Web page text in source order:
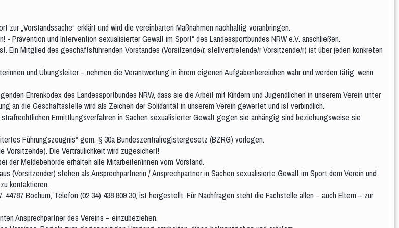
„Vorstandssache“ erklärt und wird die vereinbarten Maßnahmen nachhaltig voranbringen.
Prävention und Intervention sexualisierter Gewalt im Sport“ des Landessportbundes NRW e.V. anschließen.
Ein Mitglied des geschäftsführenden Vorstandes (Vorsitzende/r, stellvertretende/r Vorsitzende/r) ist über jeden konkreten
und Übungsleiter – nehmen die Verantwortung in ihrem eigenen Aufgabenbereichen wahr und werden tätig, wenn
Ehrenkodex des Landessportbundes NRW, dass sie die Arbeit mit Kindern und Jugendlichen in unserem Verein unter
an die Geschäftsstelle wird als Zeichen der Solidarität in unserem Verein gewertet und ist verbindlich.
Ermittlungsverfahren in Sachen sexualisierter Gewalt gegen sie anhängig sind beziehungsweise sie
Führungszeugnis“ gem. § 30a Bundeszentralregistergesetz (BZRG) vorlegen.
Vorsitzende). Die Vertraulichkeit wird zugesichert!
der Meldebehörde erhalten alle Mitarbeiter/innen vom Vorstand.
(Vorsitzender) stehen als Ansprechpartnerin / Ansprechpartner in Sachen sexualisierte Gewalt im Sport dem Verein und
kontaktieren.
Bochum, Telefon (02 34) 438 809 30, ist hergestellt. Für Nachfragen steht die Fachstelle allen – auch Eltern – zur
Ansprechpartner des Vereins – einzubeziehen.